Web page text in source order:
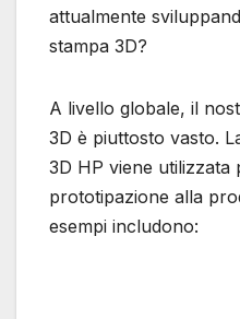
attualmente
stampa 3D?
A livello globale, il
3D è piuttosto vasto.
3D HP viene utilizzata
prototipazione alla
esempi includono: